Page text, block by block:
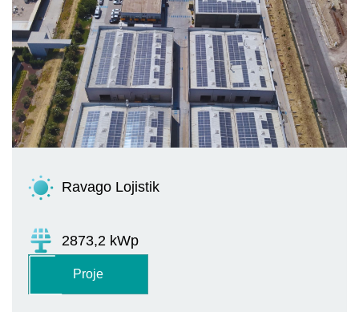
Ravago Lojistik
2873,2 kWp
Proje